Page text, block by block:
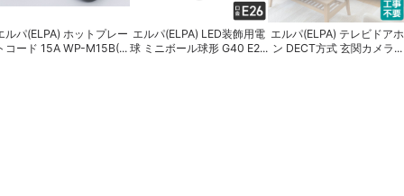
ルパ(ELPA) ホットプレー
コード 15A WP-M15B(...
エルパ(ELPA) LED装飾用電
球 ミニボール球形 G40 E2...
エルパ(ELPA) テレビドアホ
ン DECT方式 玄関カメラ...